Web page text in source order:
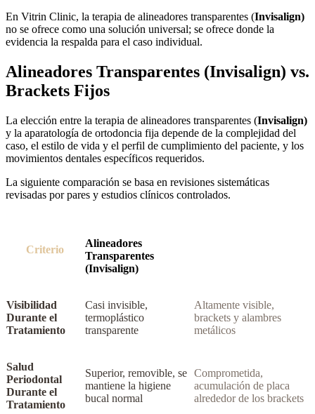
En Vitrin Clinic, la terapia de alineadores transparentes (Invisalign)
no se ofrece como una solución universal; se ofrece donde la
evidencia la respalda para el caso individual.
Alineadores Transparentes (Invisalign) vs.
Brackets Fijos
La elección entre la terapia de alineadores transparentes (Invisalign)
y la aparatología de ortodoncia fija depende de la complejidad del
caso, el estilo de vida y el perfil de cumplimiento del paciente, y los
movimientos dentales específicos requeridos.
La siguiente comparación se basa en revisiones sistemáticas
revisadas por pares y estudios clínicos controlados.
Criterio
Alineadores
Transparentes
(Invisalign)
Visibilidad
Durante el
Tratamiento
Casi invisible,
termoplástico
transparente
Altamente visible,
brackets y alambres
metálicos
Salud
Periodontal
Durante el
Tratamiento
Superior, removible, se
mantiene la higiene
bucal normal
Comprometida,
acumulación de placa
alrededor de los brackets